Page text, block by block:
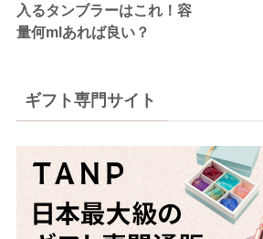
入るタンブラーはこれ！容
量何mlあれば良い？
ギフト専門サイト